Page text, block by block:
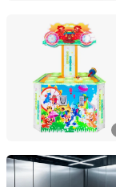
Guangzhou Xiao
Guangdong,
Shenzhen